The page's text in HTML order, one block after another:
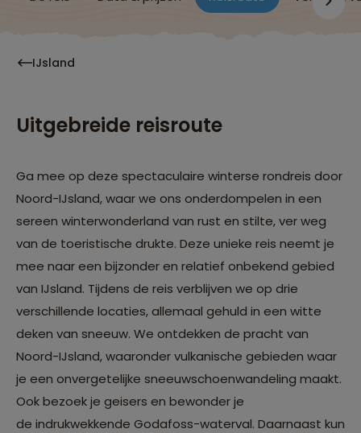
IJsland
Uitgebreide reisroute
Ga mee op deze spectaculaire winterse rondreis door
Noord-IJsland, waar we ons onderdompelen in een
sereen winterwonderland van rust en stilte, ver weg
van de toeristische drukte. Deze unieke reis neemt je
mee naar een bijzonder en relatief onbekend gebied
van IJsland. Tijdens de reis verblijven we op drie
verschillende locaties, allemaal gehuld in een witte
deken van sneeuw. We ontdekken de pracht van
Noord-IJsland, waaronder vulkanische gebieden waar
je een onvergetelijke sneeuwschoenwandeling maakt.
Ook bezoek je geisers en bewonder je
de indrukwekkende Godafoss-waterval. Daarnaast kun